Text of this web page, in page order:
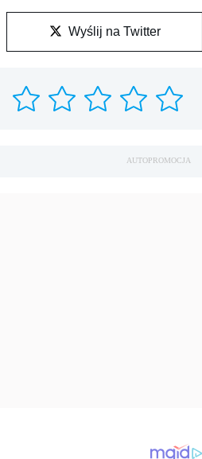
Wyślij na Twitter
AUTOPROMOCJA